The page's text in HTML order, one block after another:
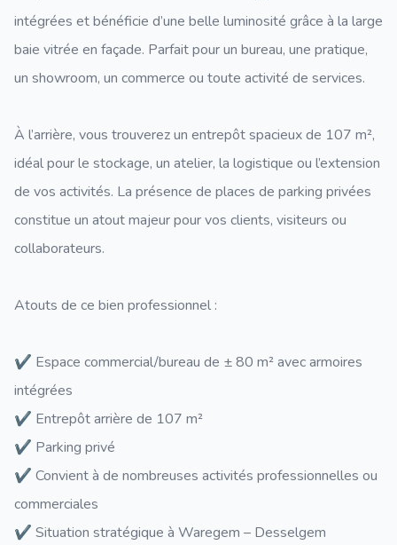
intégrées et bénéficie d’une belle luminosité grâce à la large
baie vitrée en façade. Parfait pour un bureau, une pratique,
un showroom, un commerce ou toute activité de services.
À l’arrière, vous trouverez un entrepôt spacieux de 107 m²,
idéal pour le stockage, un atelier, la logistique ou l’extension
de vos activités. La présence de places de parking privées
constitue un atout majeur pour vos clients, visiteurs ou
collaborateurs.
Atouts de ce bien professionnel :
✔ Espace commercial/bureau de ± 80 m² avec armoires
intégrées
✔ Entrepôt arrière de 107 m²
✔ Parking privé
✔ Convient à de nombreuses activités professionnelles ou
commerciales
✔ Situation stratégique à Waregem – Desselgem